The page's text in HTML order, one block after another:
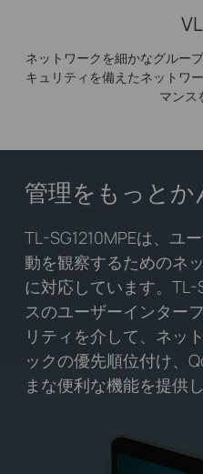
ネットワークを細かなグルー
キュリティを備えたネットワ
マンス
管理をもっとか
TL-SG1210MPEは、ユ
動を観察するためのネ
に対応しています。TL-
スのユーザーインター
リティを介して、ネッ
ックの優先順位付け、
まな便利な機能を提供し